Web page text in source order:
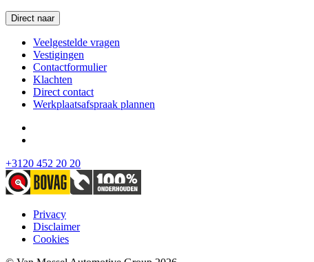
Direct naar
Veelgestelde vragen
Vestigingen
Contactformulier
Klachten
Direct contact
Werkplaatsafspraak plannen
+3120 452 20 20
Privacy
Disclaimer
Cookies